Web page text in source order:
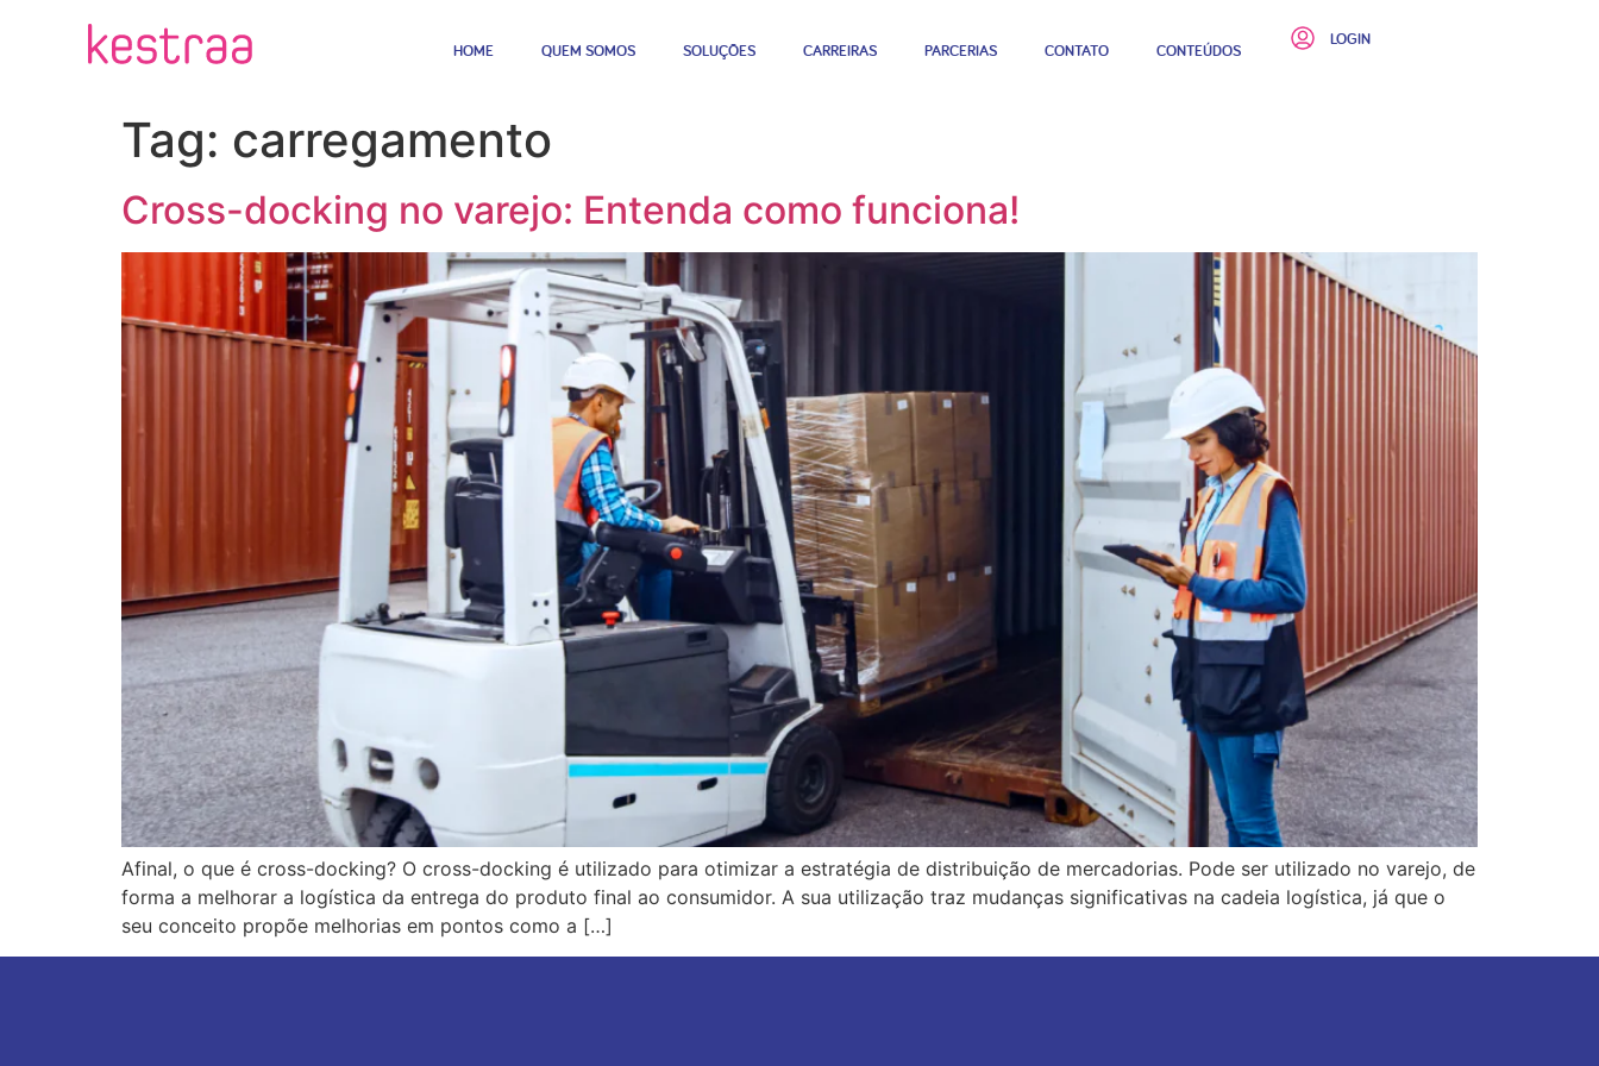
HOME QUEM SOMOS SOLUÇÕES CARREIRAS PARCERIAS CONTATO CONTEÚDOS
LOGIN
Tag: carregamento
Cross-docking no varejo: Entenda como funciona!
Afinal, o que é cross-docking? O cross-docking é utilizado para otimizar a estratégia de distribuição de mercadorias. Pode ser utilizado no varejo, de
forma a melhorar a logística da entrega do produto final ao consumidor. A sua utilização traz mudanças significativas na cadeia logística, já que o
seu conceito propõe melhorias em pontos como a […]